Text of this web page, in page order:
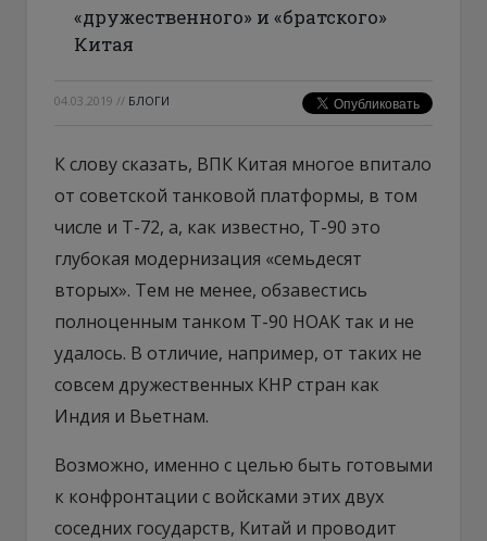
«дружественного» и «братского»
Китая
04.03.2019 // БЛОГИ
К слову сказать, ВПК Китая многое впитало
от советской танковой платформы, в том
числе и Т-72, а, как известно, Т-90 это
глубокая модернизация «семьдесят
вторых». Тем не менее, обзавестись
полноценным танком Т-90 НОАК так и не
удалось. В отличие, например, от таких не
совсем дружественных КНР стран как
Индия и Вьетнам.
Возможно, именно с целью быть готовыми
к конфронтации с войсками этих двух
соседних государств, Китай и проводит